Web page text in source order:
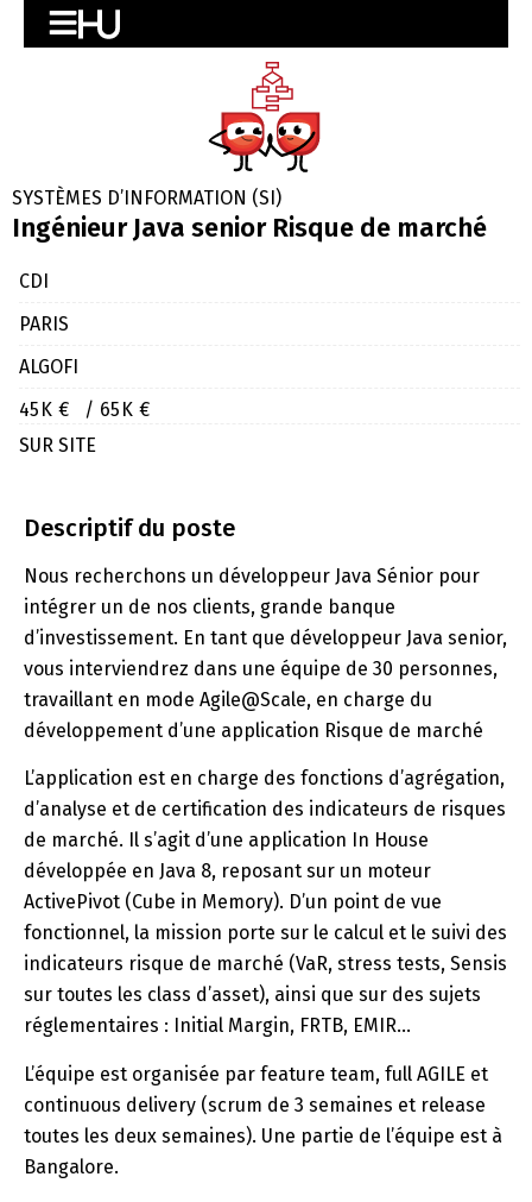
SYSTÈMES D’INFORMATION (SI)
Ingénieur Java senior Risque de marché
CDI
PARIS
ALGOFI
45K €
/ 65K €
SUR SITE
Descriptif du poste
Nous recherchons un développeur Java Sénior pour
intégrer un de nos clients, grande banque
d’investissement. En tant que développeur Java senior,
vous interviendrez dans une équipe de 30 personnes,
travaillant en mode Agile@Scale, en charge du
développement d’une application Risque de marché
L’application est en charge des fonctions d’agrégation,
d’analyse et de certification des indicateurs de risques
de marché. Il s’agit d’une application In House
développée en Java 8, reposant sur un moteur
ActivePivot (Cube in Memory). D’un point de vue
fonctionnel, la mission porte sur le calcul et le suivi des
indicateurs risque de marché (VaR, stress tests, Sensis
sur toutes les class d’asset), ainsi que sur des sujets
réglementaires : Initial Margin, FRTB, EMIR…
L’équipe est organisée par feature team, full AGILE et
continuous delivery (scrum de 3 semaines et release
toutes les deux semaines). Une partie de l’équipe est à
Bangalore.